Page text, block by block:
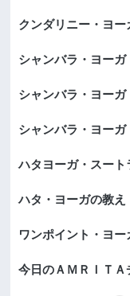
クンダリニー・ヨー
シャンバラ・ヨー
シャンバラ・ヨー
シャンバラ・ヨー
ハタヨーガ・スート
ハタ・ヨーガの教え
ワンポイント・ヨー
今日のＡＭＲＩＴＡ